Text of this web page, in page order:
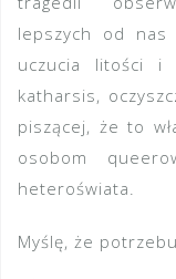
lepszych od nas
uczucia litości i
katharsis,
piszącej, że to
osobom
heteroświata.
Myślę, że